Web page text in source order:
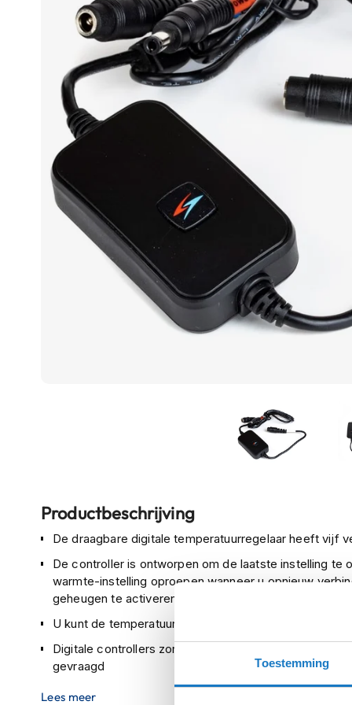
Toestemming
helmen
motorhelmen
helmen
motorhelmen
Heren
scooterhelmen
Kinder
scooterhelmen
Systeemhelmen
Jethelmen
Integraalhelmen
naar
van
de
afbeeldingen-
gallerij
Productbeschrijving
De draagbare digitale temperatuurregelaar heeft vijf
De controller is ontworpen om de laatste instelling te
warmte-instelling oproepen wanneer u opnieuw
geheugen te activeren, moet u de controller na
U kunt de temperatuur instellen van een Gerbing
Digitale controllers zorgen ervoor dat uw verwarmde
gevraagd
Draden zijn UL-vermeld en volledig veilig, onder alle
Lees meer